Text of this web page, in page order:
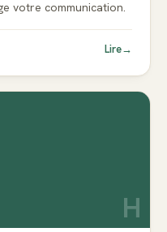
votre communication.
Lire→
H